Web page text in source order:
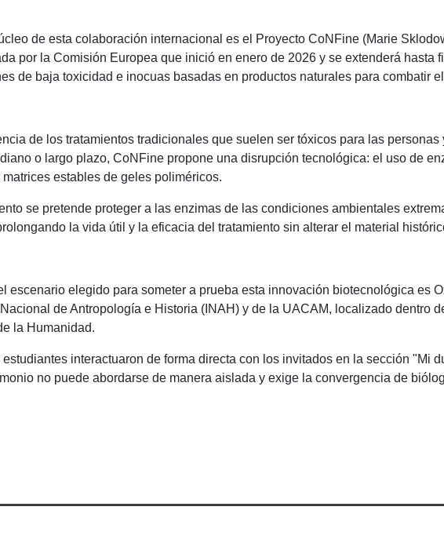
de esta colaboración internacional es el Proyecto CoNFine (Marie
por la Comisión Europea que inició en enero de 2026 y se extenderá hasta
de baja toxicidad e inocuas basadas en productos naturales para combatir
de los tratamientos tradicionales que suelen ser tóxicos para las
o largo plazo, CoNFine propone una disrupción tecnológica: el uso de
estables de geles poliméricos.
se pretende proteger a las enzimas de las condiciones ambientales
la vida útil y la eficacia del tratamiento sin alterar el material
escenario elegido para someter a prueba esta innovación biotecnológica es
de Antropología e Historia (INAH) y de la UACAM, localizado dentro
la Humanidad.
estudiantes interactuaron de forma directa con los invitados en la sección "Mi
no puede abordarse de manera aislada y exige la convergencia de